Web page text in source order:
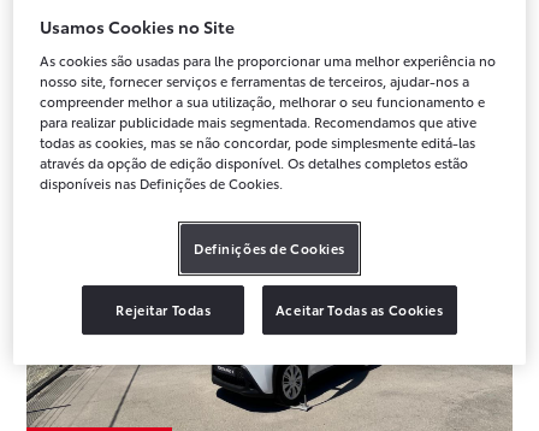
CHEGA A SANTIAGO DO
CACÉM
Usamos Cookies no Site
As cookies são usadas para lhe proporcionar uma melhor experiência no
nosso site, fornecer serviços e ferramentas de terceiros, ajudar-nos a
compreender melhor a sua utilização, melhorar o seu funcionamento e
para realizar publicidade mais segmentada. Recomendamos que ative
todas as cookies, mas se não concordar, pode simplesmente editá-las
através da opção de edição disponível. Os detalhes completos estão
disponíveis nas Definições de Cookies.
Definições de Cookies
Rejeitar Todas Aceitar Todas as Cookies